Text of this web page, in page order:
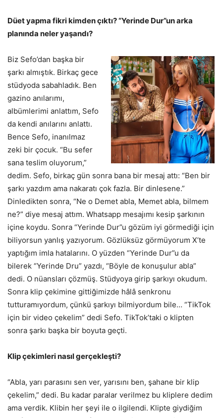
Düet yapma fikri kimden çıktı? “Yerinde Dur”un arka
planında neler yaşandı?
Biz Sefo’dan başka bir
şarkı almıştık. Birkaç gece
stüdyoda sabahladık. Ben
gazino anılarımı,
albümlerimi anlattım, Sefo
da kendi anılarını anlattı.
Bence Sefo, inanılmaz
zeki bir çocuk. “Bu sefer
sana teslim oluyorum,”
dedim. Sefo, birkaç gün sonra bana bir mesaj attı: “Ben bir
şarkı yazdım ama nakaratı çok fazla. Bir dinlesene.”
Dinledikten sonra, “Ne o Demet abla, Memet abla, bilmem
ne?” diye mesaj attım. Whatsapp mesajımı kesip şarkının
içine koydu. Sonra “Yerinde Dur”u gözüm iyi görmediği için
biliyorsun yanlış yazıyorum. Gözlüksüz görmüyorum X’te
yaptığım imla hatalarını. O yüzden “Yerinde Dur”u da
bilerek “Yerinde Dru” yazdı, “Böyle de konuşulur abla”
dedi. O nüansları çözmüş. Stüdyoya girip şarkıyı okudum.
Sonra klip çekimine gittiğimizde hâlâ senkronu
tutturamıyordum, çünkü şarkıyı bilmiyordum bile… “TikTok
için bir video çekelim” dedi Sefo. TikTok’taki o klipten
sonra şarkı başka bir boyuta geçti.
Klip çekimleri nasıl gerçekleşti?
“Abla, yarı parasını sen ver, yarısını ben, şahane bir klip
çekelim,” dedi. Bu kadar paralar verilmez bu kliplere dedim
ama verdik. Klibin her şeyi ile o ilgilendi. Klipte giydiğim